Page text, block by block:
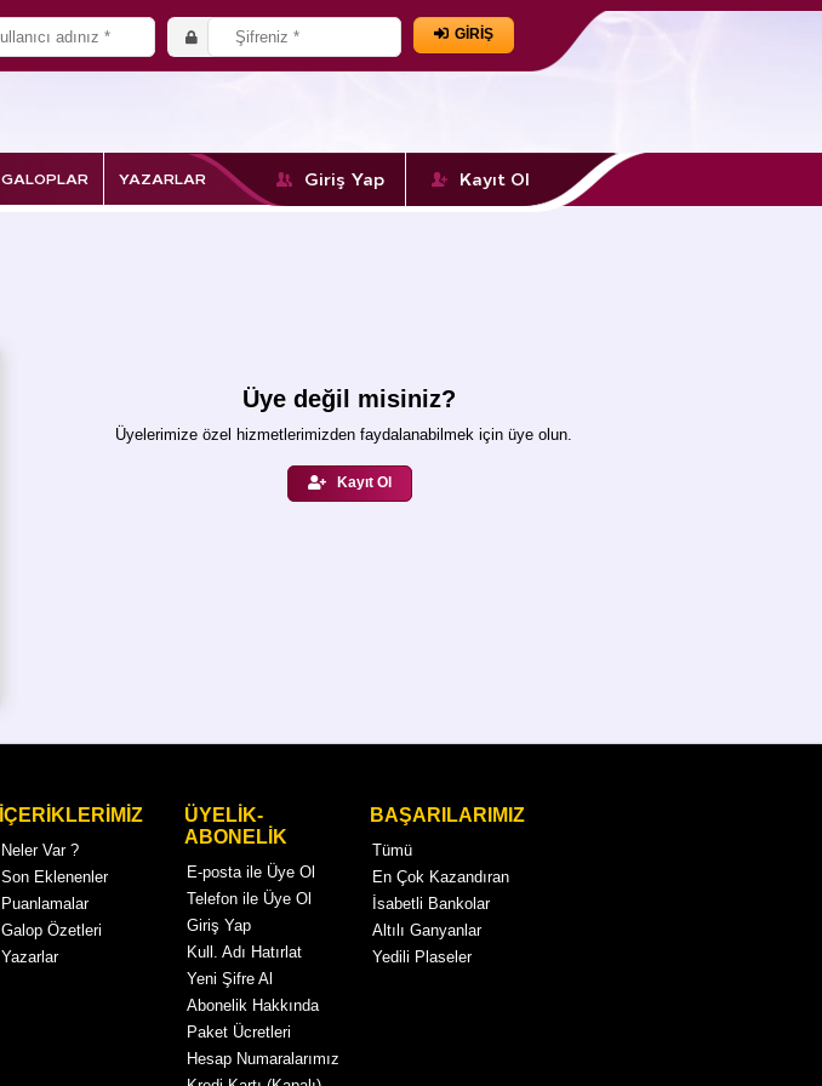
GİRİŞ
GALOPLAR YAZARLAR Giriş Yap Kayıt Ol
Üye değil misiniz?
Üyelerimize özel hizmetlerimizden faydalanabilmek için üye olun.
Kayıt Ol
İÇERİKLERİMİZ
Neler Var ?
Son Eklenenler
Puanlamalar
Galop Özetleri
Yazarlar
ÜYELİK-
ABONELİK
E-posta ile Üye Ol
Telefon ile Üye Ol
Giriş Yap
Kull. Adı Hatırlat
Yeni Şifre Al
Abonelik Hakkında
Paket Ücretleri
Hesap Numaralarımız
BAŞARILARIMIZ
Tümü
En Çok Kazandıran
İsabetli Bankolar
Altılı Ganyanlar
Yedili Plaseler